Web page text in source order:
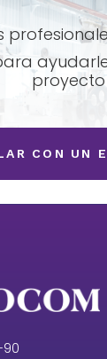
proyecto
CON UN
90